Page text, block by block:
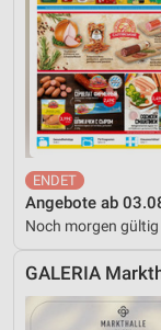
Angebote ab
Noch morgen gültig
GALERIA
Analyse von
Kombinationen
Quellen
Entwicklung und
Verwendung
Inhalten
IAB-Besonderheiten:
Geräte anhand
Informationen